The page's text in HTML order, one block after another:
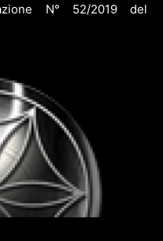
N° 52/2019 del